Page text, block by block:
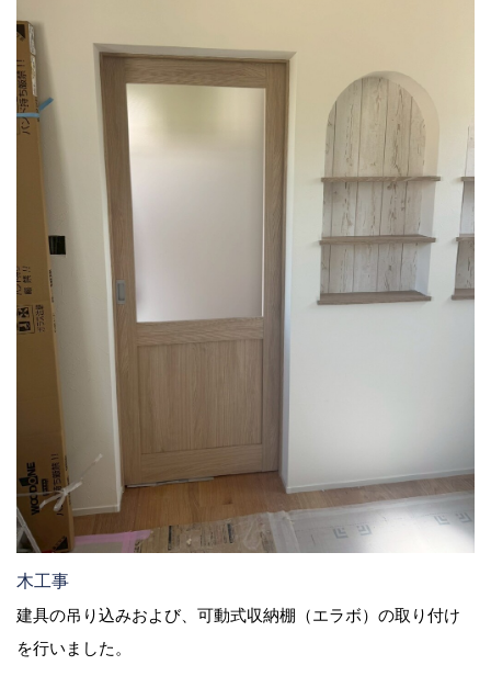
木工事
建具の吊り込みおよび、可動式収納棚（エラボ）の取り付け
を行いました。